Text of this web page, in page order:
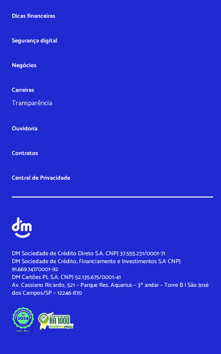
Dicas financeiras
Segurança digital
Negócios
Carreiras
Transparência
Ouvidoria
Contratos
Central de Privacidade
DM Sociedade de Crédito Direto S.A. CNPJ 37.555.231/0001-71
DM Sociedade de Crédito, Financiamento e Investimentos S.ACNPJ
91.669.747/0001-92
DM Cartões PL S.A. CNPJ 52.135.675/0001-41
Av. Cassiano Ricardo, 521 – Parque Res. Aquarius – 3º andar – Torre B | São José
dos Campos/SP – 12246-870